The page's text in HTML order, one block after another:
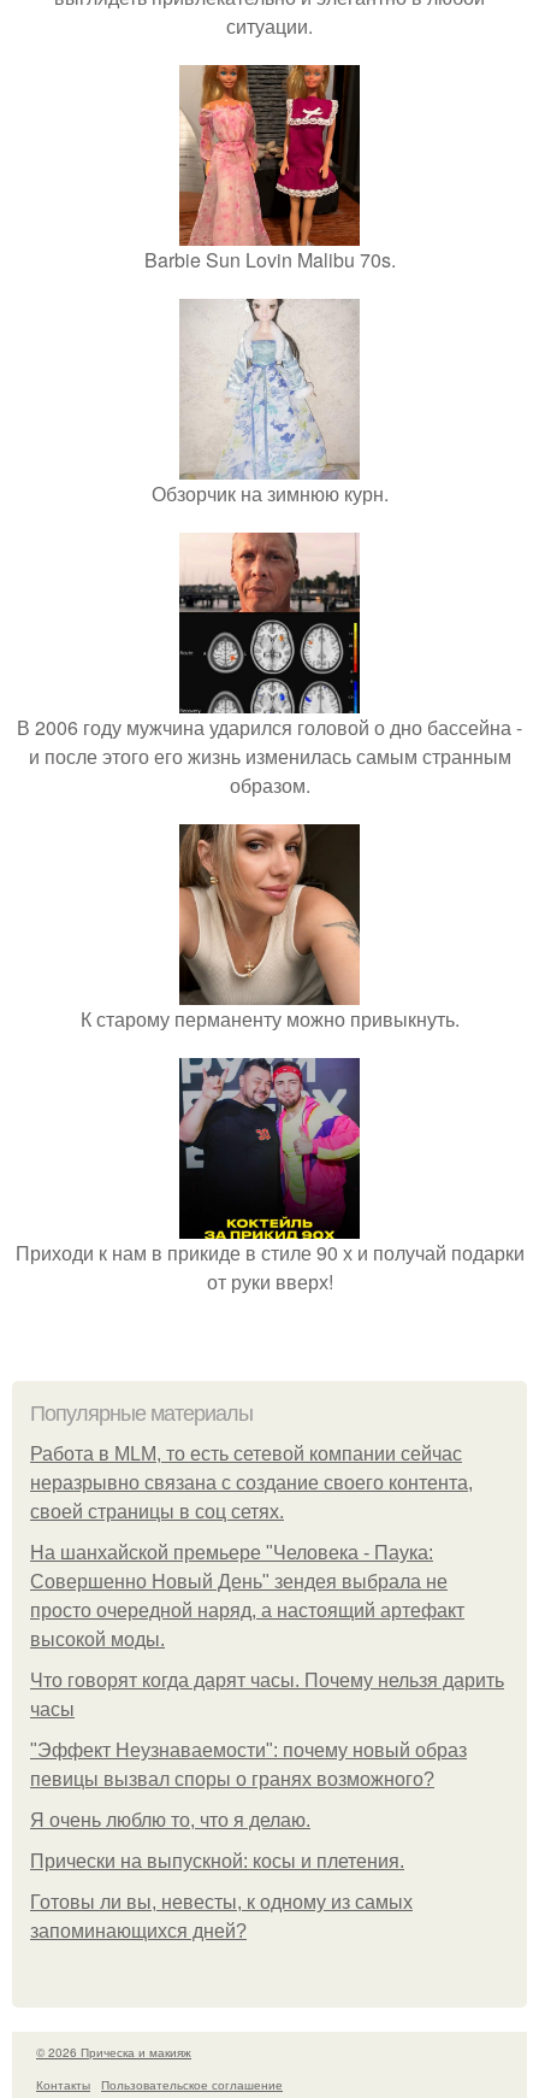
ситуации.
Barbie Sun Lovin Malibu 70s.
Обзорчик на зимнюю курн.
В 2006 году мужчина ударился головой о дно бассейна -
и после этого его жизнь изменилась самым странным
образом.
К старому перманенту можно привыкнуть.
Приходи к нам в прикиде в стиле 90 х и получай подарки
от руки вверх!
Популярные материалы
Работа в MLM, то есть сетевой компании сейчас
неразрывно связана с создание своего контента,
своей страницы в соц сетях.
На шанхайской премьере "Человека - Паука:
Совершенно Новый День" зендея выбрала не
просто очередной наряд, а настоящий артефакт
высокой моды.
Что говорят когда дарят часы. Почему нельзя дарить
часы
"Эффект Неузнаваемости": почему новый образ
певицы вызвал споры о гранях возможного?
Я очень люблю то, что я делаю.
Прически на выпускной: косы и плетения.
Готовы ли вы, невесты, к одному из самых
запоминающихся дней?
© 2026 Прическа и макияж
Контакты
Пользовательское соглашение